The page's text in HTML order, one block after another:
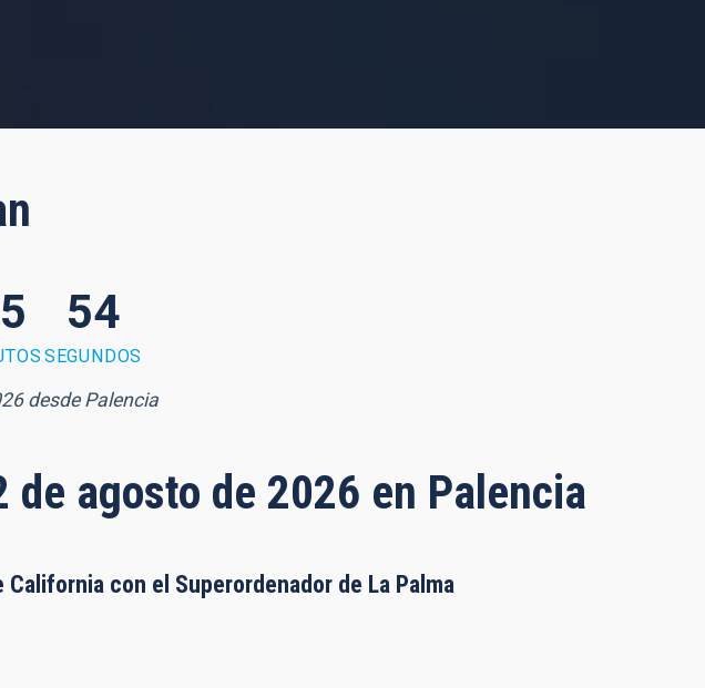
53
SEGUNDOS
desde Palencia
agosto de 2026 en Palencia
con el Superordenador de La Palma